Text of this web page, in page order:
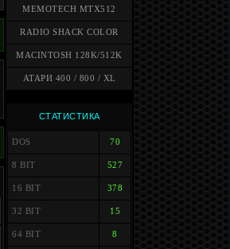
MEMOTECH MTX512
RADIO SHACK COLOR
MACINTOSH 128K/512K
АТАРИ 400 / 800 / XL
СТАТИСТИКА
DOS 70
8 BIT 527
16 BIT 378
32 BIT 15
64 BIT 8